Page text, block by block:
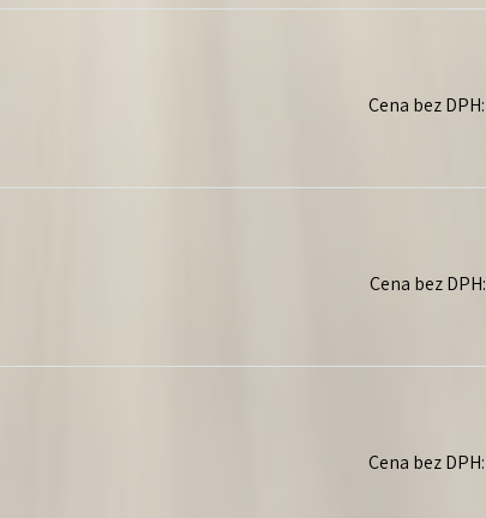
Cena bez DPH:
Cena bez DPH:
Cena bez DPH: